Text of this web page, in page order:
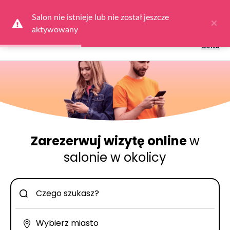
wybierzZaloguj się
MENU
Zarezerwuj wizytę onlinew
salonie w okolicy
Salon nie istnieje lub nie został jeszcze
aktywowany
×